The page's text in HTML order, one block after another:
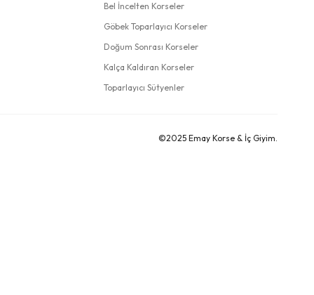
Bel İncelten Korseler
Göbek Toparlayıcı Korseler
Doğum Sonrası Korseler
Kalça Kaldıran Korseler
Toparlayıcı Sütyenler
©2025 Emay Korse & İç Giyim.